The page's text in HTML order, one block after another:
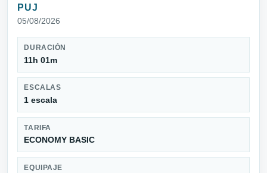
PUJ
05/08/2026
DURACIÓN
11h 01m
ESCALAS
1 escala
TARIFA
ECONOMY BASIC
EQUIPAJE